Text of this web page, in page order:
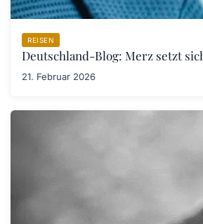
REISEN
Deutschland-Blog: Merz setzt
21. Februar 2026